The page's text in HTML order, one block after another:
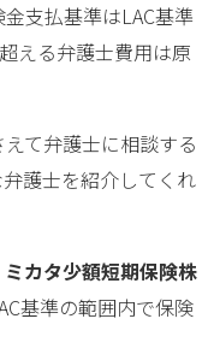
支払基準はLAC基準
える弁護士費用は原
て弁護士に相談する
護士を紹介してくれ
ミカタ少額短期保険株
基準の範囲内で保険